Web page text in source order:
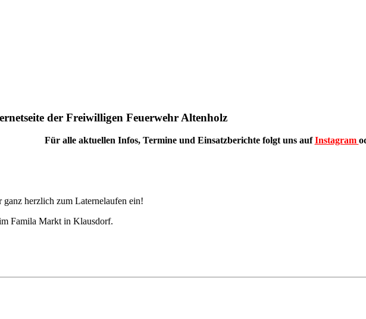
der Freiwilligen Feuerwehr Altenholz
Für alle aktuellen Infos, Termine und Einsatzberichte folgt uns aufInstagram
herzlich zum Laternelaufen ein!
Famila Markt in Klausdorf.